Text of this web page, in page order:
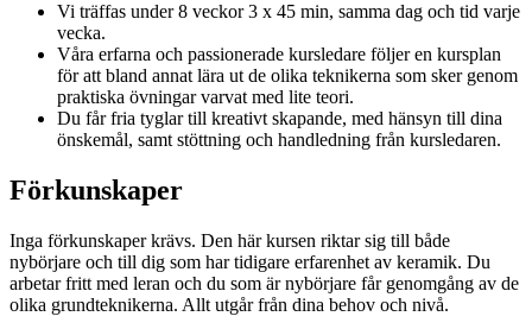
Vi träffas under 8 veckor 3 x 45 min, samma dag och tid varje
vecka.
Våra erfarna och passionerade kursledare följer en kursplan
för att bland annat lära ut de olika teknikerna som sker genom
praktiska övningar varvat med lite teori.
Du får fria tyglar till kreativt skapande, med hänsyn till dina
önskemål, samt stöttning och handledning från kursledaren.
Förkunskaper
Inga förkunskaper krävs. Den här kursen riktar sig till både
nybörjare och till dig som har tidigare erfarenhet av keramik. Du
arbetar fritt med leran och du som är nybörjare får genomgång av de
olika grundteknikerna. Allt utgår från dina behov och nivå.